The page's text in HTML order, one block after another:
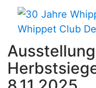
Whippet Club